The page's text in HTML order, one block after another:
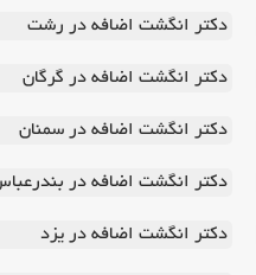
دکتر انگشت اضافه در رشت
دکتر انگشت اضافه در گرگان
دکتر انگشت اضافه در سمنان
دکتر انگشت اضافه در
دکتر انگشت اضافه در یزد